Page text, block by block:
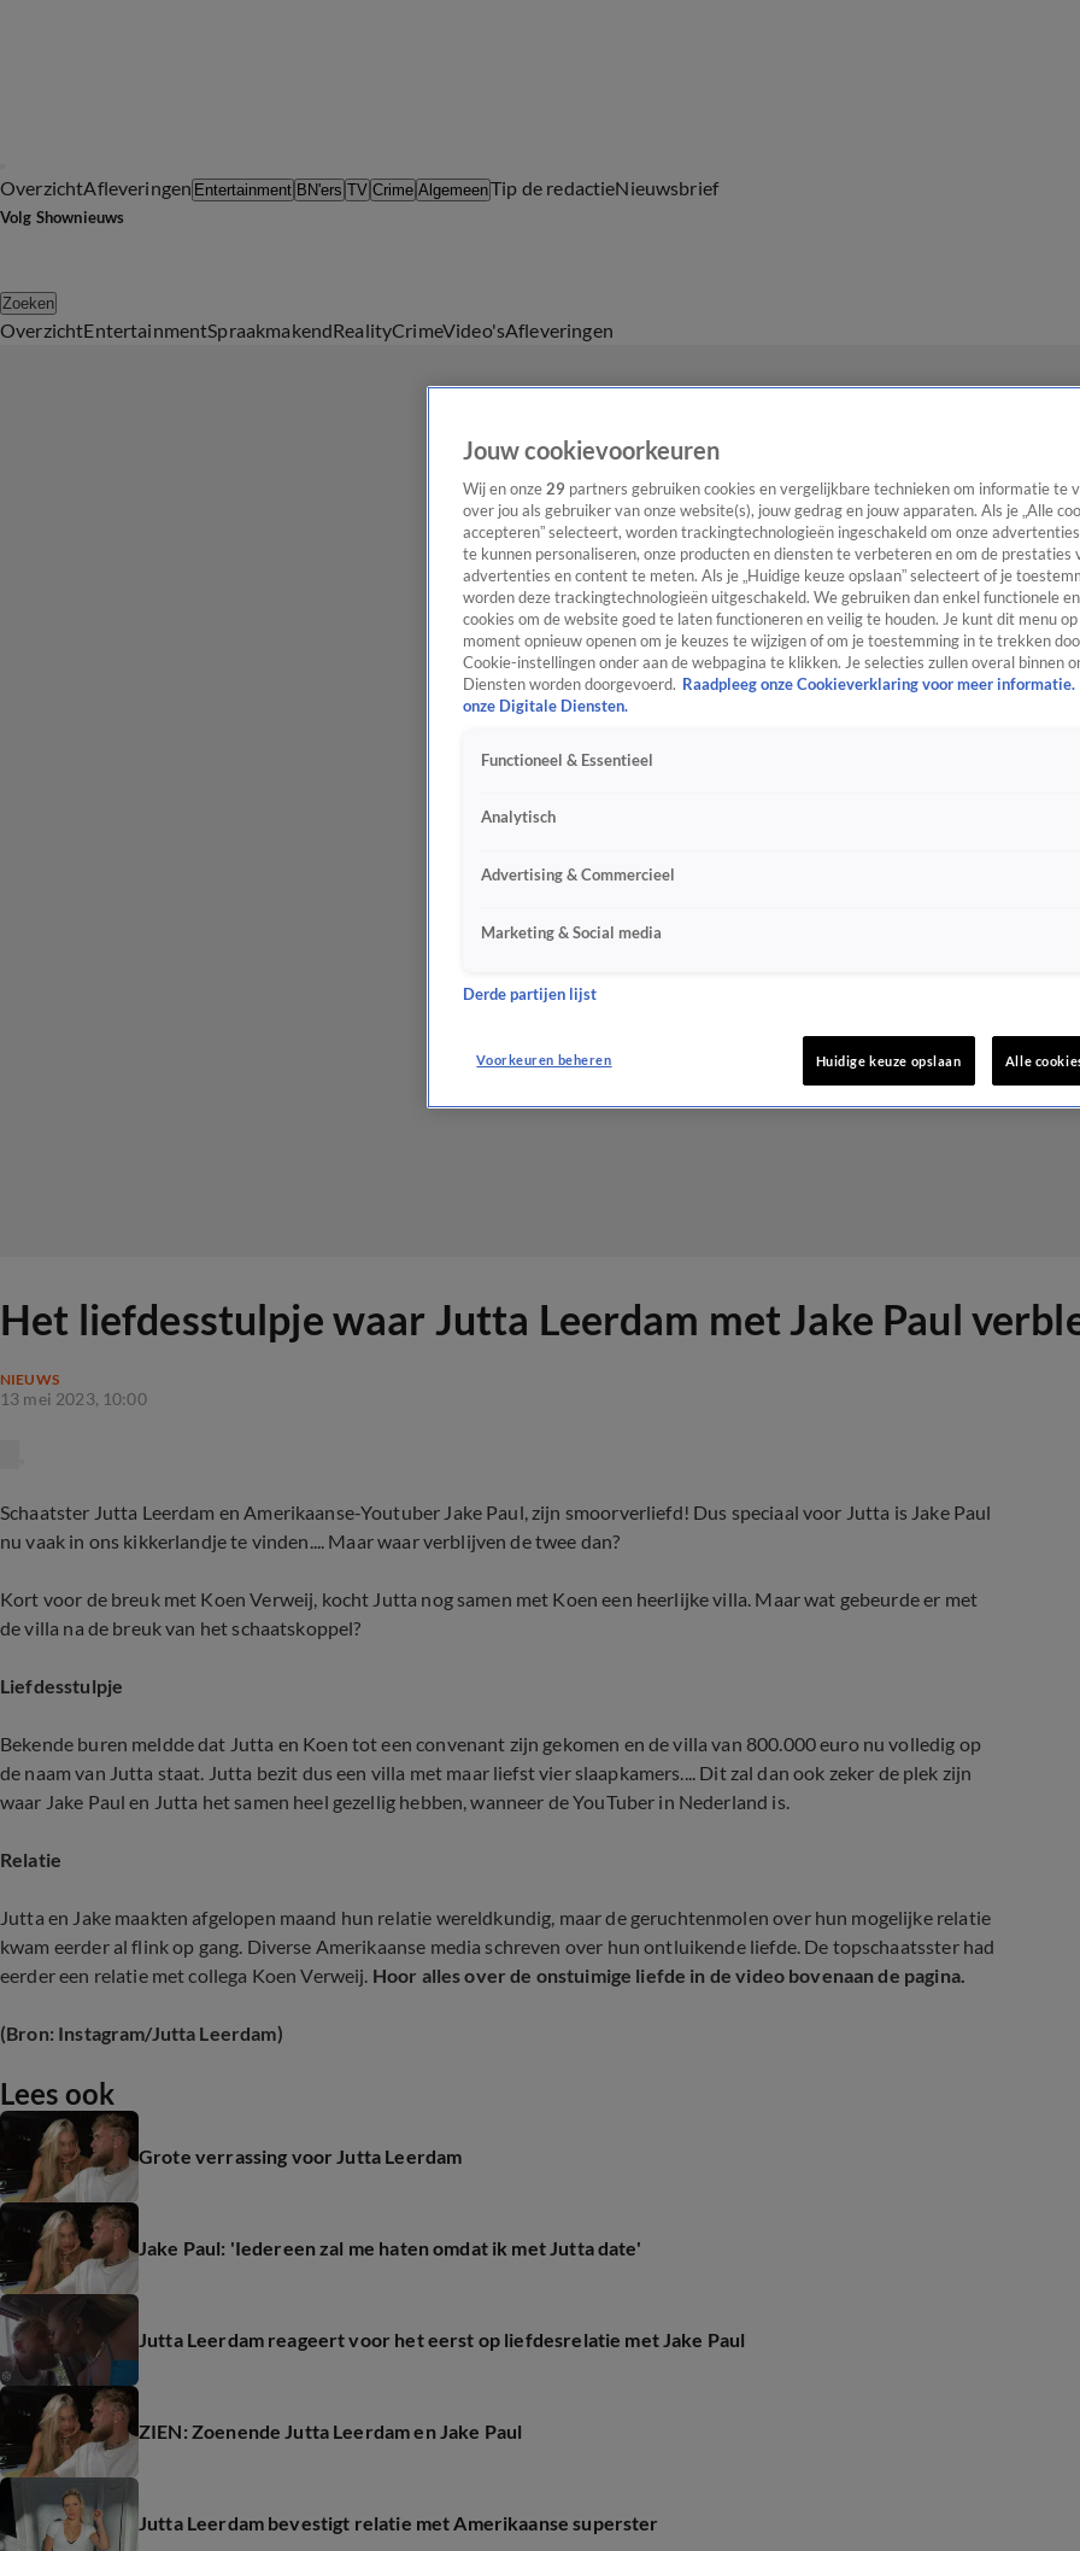
OverzichtAfleveringen Entertainment BN'ers TV Crime AlgemeenTip de redactieNieuwsbrief
Volg Shownieuws
Zoeken
OverzichtEntertainmentSpraakmakendRealityCrimeVideo'sAfleveringen
Het liefdesstulpje waar Jutta Leerdam met Jake Paul
NIEUWS
13 mei 2023, 10:00
Schaatster Jutta Leerdam en Amerikaanse-Youtuber Jake Paul, zijn smoorverliefd! Dus speciaal voor Jutta is Jake Paul
nu vaak in ons kikkerlandje te vinden.... Maar waar verblijven de twee dan?
Kort voor de breuk met Koen Verweij, kocht Jutta nog samen met Koen een heerlijke villa. Maar wat gebeurde er met
de villa na de breuk van het schaatskoppel?
Liefdesstulpje
Bekende buren meldde dat Jutta en Koen tot een convenant zijn gekomen en de villa van 800.000 euro nu volledig op
de naam van Jutta staat. Jutta bezit dus een villa met maar liefst vier slaapkamers.... Dit zal dan ook zeker de plek zijn
waar Jake Paul en Jutta het samen heel gezellig hebben, wanneer de YouTuber in Nederland is.
Relatie
Jutta en Jake maakten afgelopen maand hun relatie wereldkundig, maar de geruchtenmolen over hun mogelijke relatie
kwam eerder al flink op gang. Diverse Amerikaanse media schreven over hun ontluikende liefde. De topschaatsster had
eerder een relatie met collega Koen Verweij. Hoor alles over de onstuimige liefde in de video bovenaan de pagina.
(Bron: Instagram/Jutta Leerdam)
Lees ook
Grote verrassing voor Jutta Leerdam
Jake Paul: 'Iedereen zal me haten omdat ik met Jutta date'
Jutta Leerdam reageert voor het eerst op liefdesrelatie met Jake Paul
ZIEN: Zoenende Jutta Leerdam en Jake Paul
Jutta Leerdam bevestigt relatie met Amerikaanse superster
Jouw cookievoorkeuren
Wij en onze 29 partners gebruiken cookies en vergelijkbare technieken om informatie te
over jou als gebruiker van onze website(s), jouw gedrag en jouw apparaten. Als je „Alle
accepteren” selecteert, worden trackingtechnologieën ingeschakeld om onze
te kunnen personaliseren, onze producten en diensten te verbeteren en om de prestaties
advertenties en content te meten. Als je „Huidige keuze opslaan” selecteert of je
worden deze trackingtechnologieën uitgeschakeld. We gebruiken dan enkel functionele
cookies om de website goed te laten functioneren en veilig te houden. Je kunt dit menu
moment opnieuw openen om je keuzes te wijzigen of om je toestemming in te trekken
Cookie-instellingen onder aan de webpagina te klikken. Je selecties zullen overal binnen
Diensten worden doorgevoerd. Raadpleeg onze Cookieverklaring voor meer informatie.
onze Digitale Diensten.
Functioneel & Essentieel
Analytisch
Advertising & Commercieel
Marketing & Social media
Derde partijen lijst
Voorkeuren beheren Huidige keuze opslaan Alle